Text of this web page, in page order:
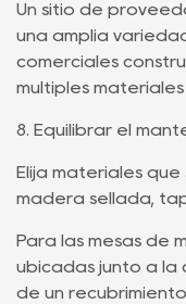
Un sitio de
una amplia
comerciales
múltiples materiales
8. Equilibrar el
Elija materiales
madera sellada,
Para las mesas de
ubicadas junto a la
de un